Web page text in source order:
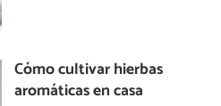
Cómo cultivar hierbas
aromáticas en casa